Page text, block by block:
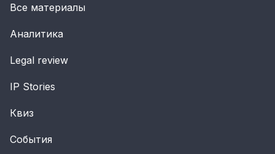
Все материалы
Аналитика
Legal review
IP Stories
Квиз
События